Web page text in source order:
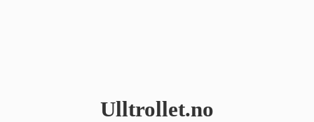
Ulltrollet.no